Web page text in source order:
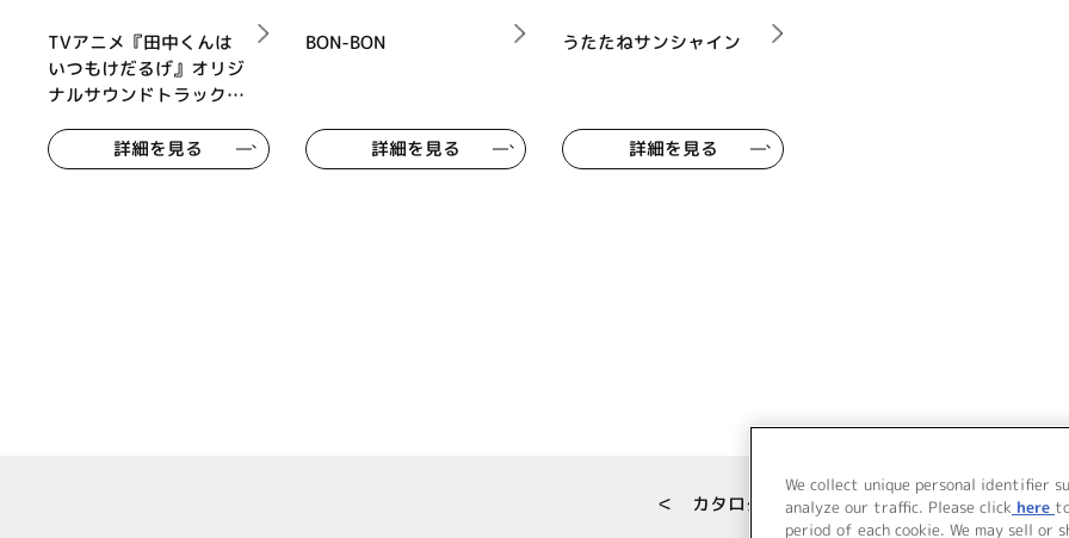
TVアニメ『田中くんは
いつもけだるげ』オリジ
ナルサウンドトラック
詳細を見る
BON-BON
詳細を見る
うたたねサンシャイン
詳細を見る
＜ カタログサイト トップページへ
We collect unique personal identifier
analyze our traffic. Please click here
period of each cookie. We may sell